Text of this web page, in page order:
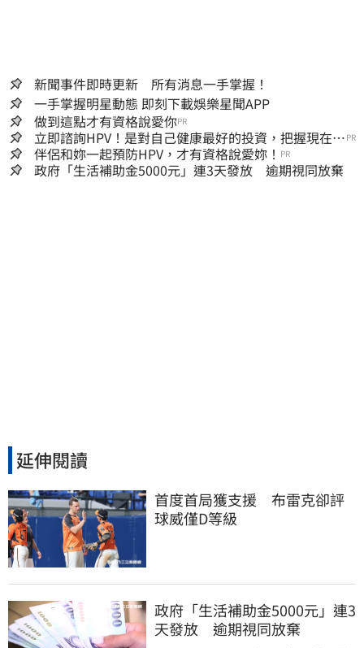
新聞事件即時更新 所有消息一手掌握！
一手掌握明星動態 即刻下載娛樂星聞APP
做到這點才有資格說愛你PR
立即諮詢HPV！是對自己健康最好的投資，把握現在不
嫌晚！
PR
伴侶和妳一起預防HPV，才有資格說愛妳！ PR
政府「生活補助金5000元」連3天發放 逾期視同放棄
延伸閱讀
首度首局獲支援　布雷克卻評
球威僅D等級
政府「生活補助金5000元」連3
天發放 逾期視同放棄